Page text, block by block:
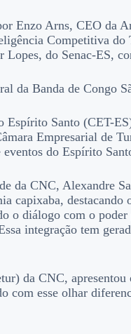
Enzo Arns, CEO da
Competitiva
do Senac-ES,
da Banda de Congo
Santo (CET-
Empresarial de
do Espírito
da CNC, Alexandre
capixaba,
o diálogo com o
integração tem
da CNC,
com esse olhar